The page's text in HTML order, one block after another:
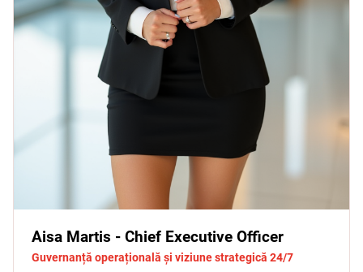
Aisa Martis - Chief Executive Officer
Guvernanță operațională și viziune strategică 24/7